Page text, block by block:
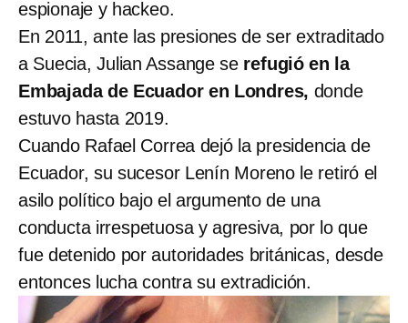
espionaje y hackeo.
En 2011, ante las presiones de ser extraditado
a Suecia, Julian Assange se refugió en la
Embajada de Ecuador en Londres, donde
estuvo hasta 2019.
Cuando Rafael Correa dejó la presidencia de
Ecuador, su sucesor Lenín Moreno le retiró el
asilo político bajo el argumento de una
conducta irrespetuosa y agresiva, por lo que
fue detenido por autoridades británicas, desde
entonces lucha contra su extradición.